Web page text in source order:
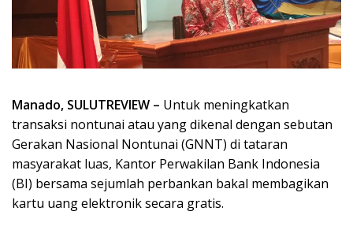
Manado, SULUTREVIEW – Untuk meningkatkan
transaksi nontunai atau yang dikenal dengan sebutan
Gerakan Nasional Nontunai (GNNT) di tataran
masyarakat luas, Kantor Perwakilan Bank Indonesia
(BI) bersama sejumlah perbankan bakal membagikan
kartu uang elektronik secara gratis.